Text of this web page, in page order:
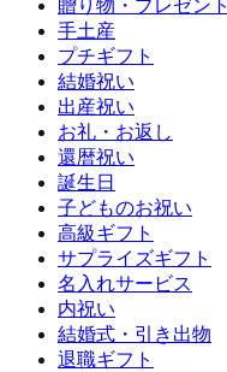
贈り物・プレゼント
手土産
プチギフト
結婚祝い
出産祝い
お礼・お返し
還暦祝い
誕生日
子どものお祝い
高級ギフト
サプライズギフト
名入れサービス
内祝い
結婚式・引き出物
退職ギフト